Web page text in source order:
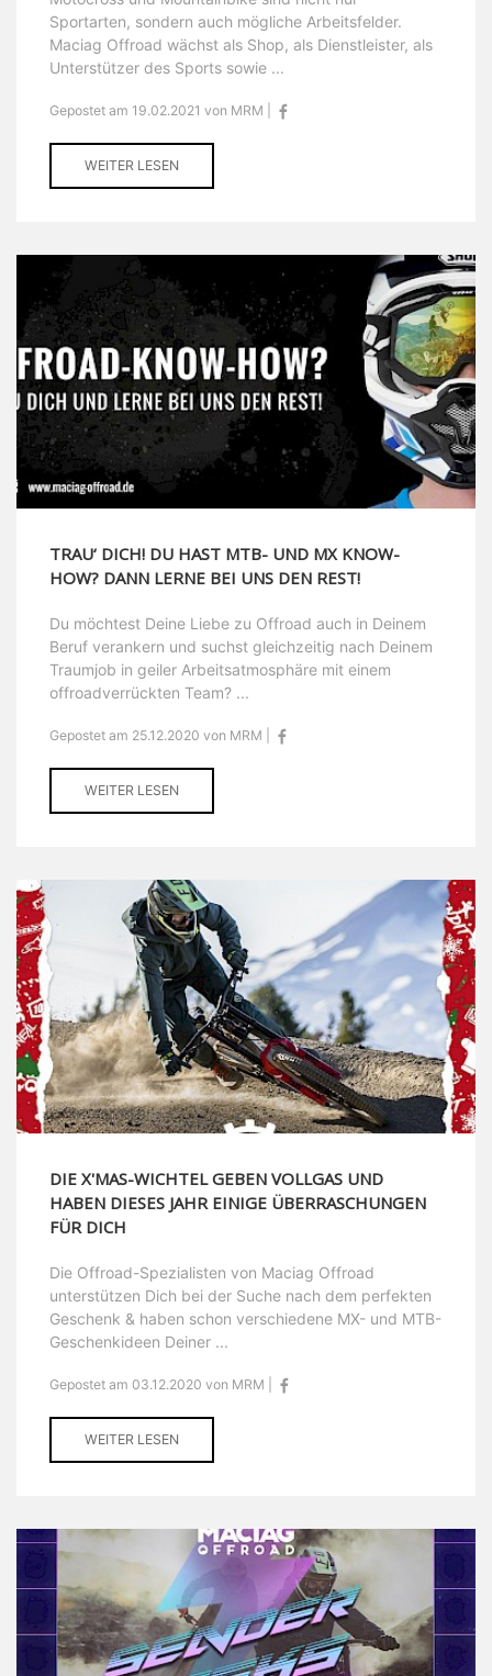
Sportarten, sondern auch mögliche Arbeitsfelder.
Maciag Offroad wächst als Shop, als Dienstleister, als
Unterstützer des Sports sowie ...
Gepostet am 19.02.2021 von MRM |
WEITER LESEN
TRAU‘ DICH! DU HAST MTB- UND MX KNOW-
HOW? DANN LERNE BEI UNS DEN REST!
Du möchtest Deine Liebe zu Offroad auch in Deinem
Beruf verankern und suchst gleichzeitig nach Deinem
Traumjob in geiler Arbeitsatmosphäre mit einem
offroadverrückten Team? ...
Gepostet am 25.12.2020 von MRM |
WEITER LESEN
DIE X'MAS-WICHTEL GEBEN VOLLGAS UND
HABEN DIESES JAHR EINIGE ÜBERRASCHUNGEN
FÜR DICH
Die Offroad-Spezialisten von Maciag Offroad
unterstützen Dich bei der Suche nach dem perfekten
Geschenk & haben schon verschiedene MX- und MTB-
Geschenkideen Deiner ...
Gepostet am 03.12.2020 von MRM |
WEITER LESEN